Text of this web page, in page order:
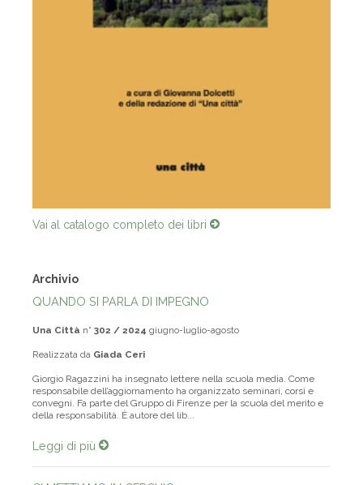
Vai al catalogo completo dei libri
Archivio
QUANDO SI PARLA DI IMPEGNO
Una Città n° 302 / 2024 giugno-luglio-agosto
Realizzata da Giada Ceri
Giorgio Ragazzini ha insegnato lettere nella scuola media. Come
responsabile dell’aggiornamento ha organizzato seminari, corsi e
convegni. Fa parte del Gruppo di Firenze per la scuola del merito e
della responsabilità. È autore del lib...
Leggi di più